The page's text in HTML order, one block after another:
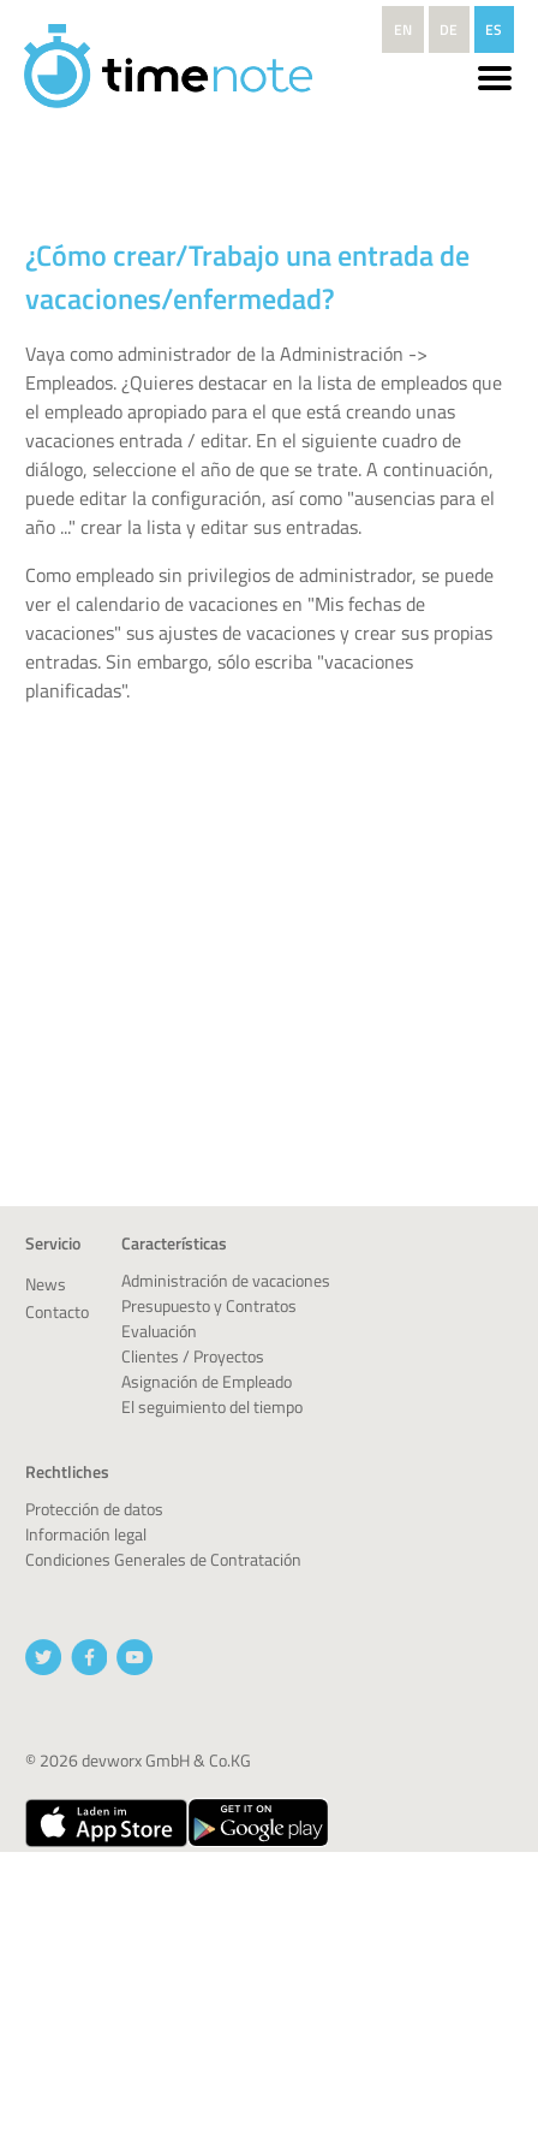
EN DE ES
¿Cómo crear/Trabajo una entrada de
vacaciones/enfermedad?
Vaya como administrador de la Administración ->
Empleados. ¿Quieres destacar en la lista de empleados que
el empleado apropiado para el que está creando unas
vacaciones entrada / editar. En el siguiente cuadro de
diálogo, seleccione el año de que se trate. A continuación,
puede editar la configuración, así como "ausencias para el
año ..." crear la lista y editar sus entradas.
Como empleado sin privilegios de administrador, se puede
ver el calendario de vacaciones en "Mis fechas de
vacaciones" sus ajustes de vacaciones y crear sus propias
entradas. Sin embargo, sólo escriba "vacaciones
planificadas".
Servicio
News
Contacto
Características
Administración de vacaciones
Presupuesto y Contratos
Evaluación
Clientes / Proyectos
Asignación de Empleado
El seguimiento del tiempo
Rechtliches
Protección de datos
Información legal
Condiciones Generales de Contratación
© 2026 devworx GmbH & Co.KG